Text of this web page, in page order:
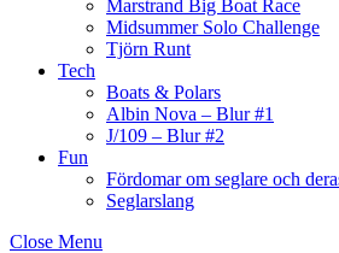
Marstrand Big Boat Race
Midsummer Solo Challenge
Tjörn Runt
Tech
Boats & Polars
Albin Nova – Blur #1
J/109 – Blur #2
Fun
Fördomar om seglare och
Seglarslang
Close Menu